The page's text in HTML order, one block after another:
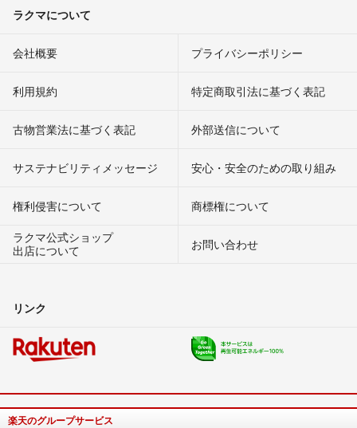
ラクマについて
会社概要 プライバシーポリシー
利用規約 特定商取引法に基づく表記
古物営業法に基づく表記 外部送信について
サステナビリティメッセージ 安心・安全のための取り組み
権利侵害について
商標権について
ラクマ公式ショップ
出店について
お問い合わせ
リンク
楽天のグループサービス